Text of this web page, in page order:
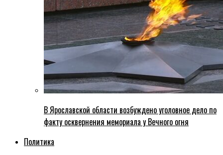
В Ярославской области возбуждено уголовное дело по
факту осквернения мемориала у Вечного огня
Политика